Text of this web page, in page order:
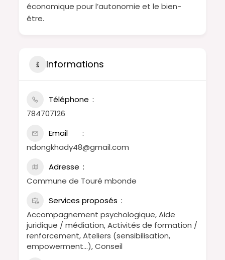
économique pour l’autonomie et le bien-
être.
Informations
Téléphone
784707126
Email
ndongkhady48@gmail.com
Adresse
Commune de Touré mbonde
Services proposés
Accompagnement psychologique, Aide
juridique / médiation, Activités de formation /
renforcement, Ateliers (sensibilisation,
empowerment…), Conseil